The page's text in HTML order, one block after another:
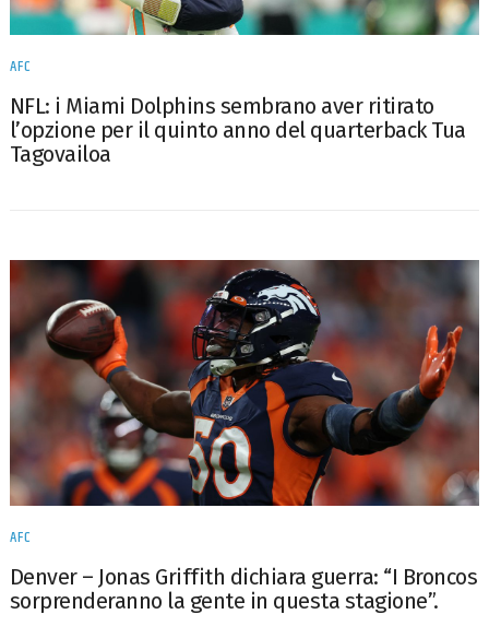
AFC
NFL: i Miami Dolphins sembrano aver ritirato
l’opzione per il quinto anno del quarterback Tua
Tagovailoa
AFC
Denver – Jonas Griffith dichiara guerra: “I Broncos
sorprenderanno la gente in questa stagione”.